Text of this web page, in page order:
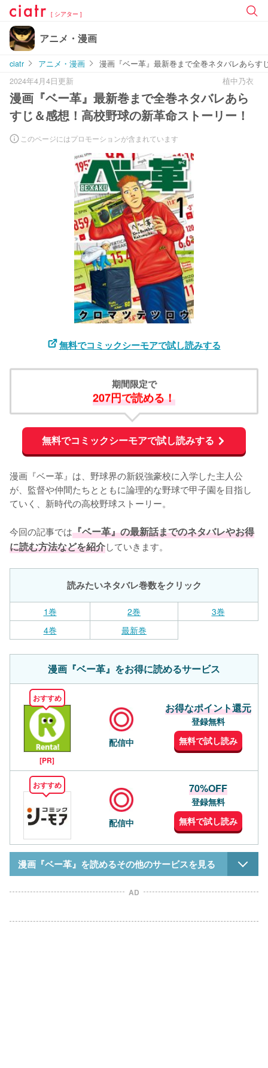
[ シアター ]
アニメ・漫画
ciatr アニメ・漫画
漫画『ベー革』最新巻まで全巻ネタバレあらす
2024年4月4日更新
植中乃衣
漫画『ベー革』最新巻まで全巻ネタバレあら
すじ＆感想！高校野球の新革命ストーリー！
このページにはプロモーションが含まれています
無料でコミックシーモアで試し読みする
期間限定で
207円で読める！
無料でコミックシーモアで試し読みする
漫画『ベー革』は、野球界の新鋭強豪校に入学した主人公
が、監督や仲間たちとともに論理的な野球で甲子園を目指し
ていく、新時代の高校野球ストーリー。
今回の記事では『ベー革』の最新話までのネタバレやお得
に読む方法などを紹介していきます。
読みたいネタバレ巻数をクリック
1巻 2巻
3巻
4巻
最新巻
漫画『ベー革』をお得に読めるサービス
おすすめ
[PR]
配信中
お得なポイント還元
登録無料
無料で試し読み
おすすめ
配信中
70%OFF
登録無料
無料で試し読み
漫画『ベー革』を読めるその他のサービスを見る
AD